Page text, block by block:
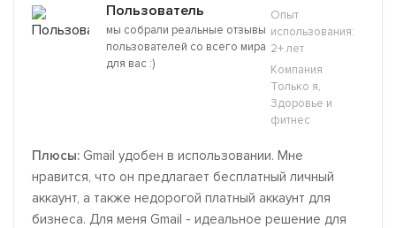
Пользователь
мы собрали реальные отзывы
пользователей со всего мира
для вас :)
Опыт
использования:
2+ лет
Компания
Только я,
Здоровье и
фитнес
Плюсы: Gmail удобен в использовании. Мне
нравится, что он предлагает бесплатный личный
аккаунт, а также недорогой платный аккаунт для
бизнеса. Для меня Gmail - идеальное решение для